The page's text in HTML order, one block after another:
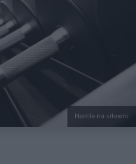
Hantle na siłowni